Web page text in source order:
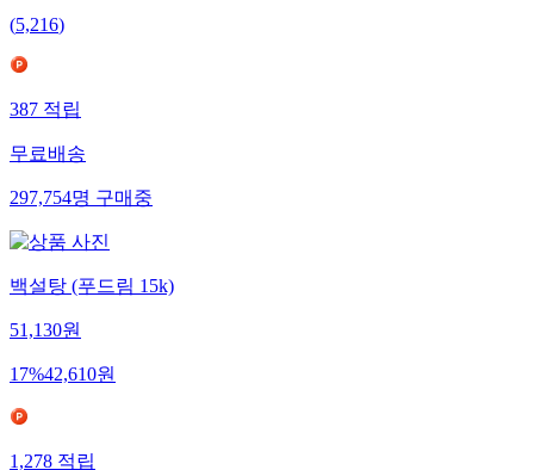
(5,216)
387적립
무료배송
297,754명구매중
백설탕 (푸드림 15k)
51,130원
17%42,610원
1,278적립